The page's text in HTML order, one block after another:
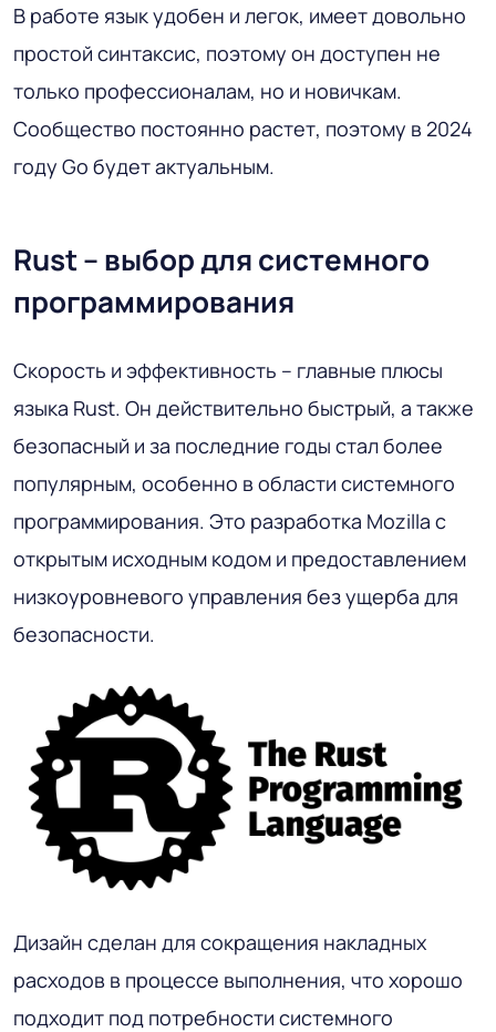
В работе язык удобен и легок, имеет довольно
простой синтаксис, поэтому он доступен не
только профессионалам, но и новичкам.
Сообщество постоянно растет, поэтому в 2024
году Go будет актуальным.
Rust – выбор для системного
программирования
Скорость и эффективность – главные плюсы
языка Rust. Он действительно быстрый, а также
безопасный и за последние годы стал более
популярным, особенно в области системного
программирования. Это разработка Mozilla с
открытым исходным кодом и предоставлением
низкоуровневого управления без ущерба для
безопасности.
Дизайн сделан для сокращения накладных
расходов в процессе выполнения, что хорошо
подходит под потребности системного